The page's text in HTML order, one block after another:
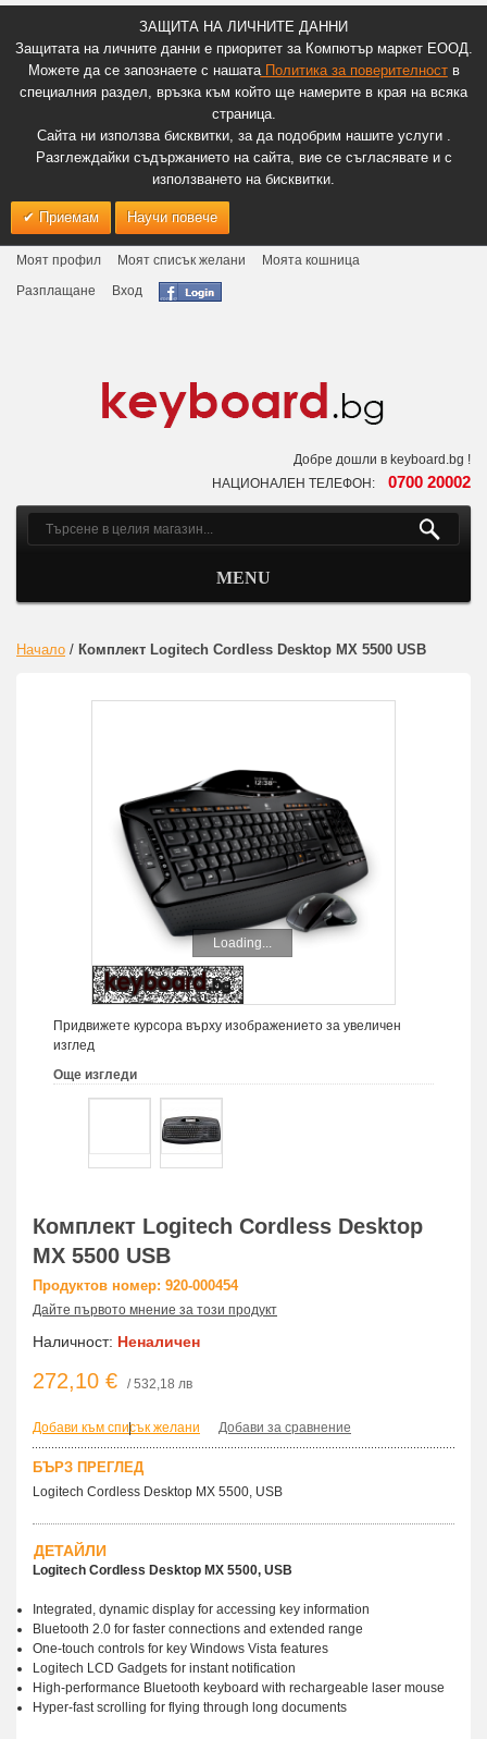
ЗАЩИТА НА ЛИЧНИТЕ ДАННИ
Защитата на личните данни е приоритет за Компютър маркет ЕООД.
Можете да се запознаете с нашатаПолитика за поверителноств
специалния раздел, връзка към който ще намерите в края на всяка
страница.
Сайта ни използва бисквитки, за да подобрим нашите услуги .
Разглеждайки съдържанието на сайта, вие се съгласявате и с
използването на бисквитки.
Приемам Научи повече
Моят профил Моят списък желани
Моята кошница
Разплащане
Вход
Добре дошли в keyboard.bg !
НАЦИОНАЛЕН ТЕЛЕФОН: 0700 20002
MENU
Начало / Комплект Logitech Cordless Desktop MX 5500 USB
Loading...
Придвижете курсора върху изображението за увеличен
изглед
Още изгледи
Комплект Logitech Cordless Desktop
MX 5500 USB
Продуктов номер: 920-000454
Дайте първото мнение за този продукт
Наличност: Неналичен
272,10 € / 532,18 лв
Добави към списък желани
| Добави за сравнение
БЪРЗ ПРЕГЛЕД
Logitech Cordless Desktop MX 5500, USB
ДЕТАЙЛИ
Logitech Cordless Desktop MX 5500, USB
Integrated, dynamic display for accessing key information
Bluetooth 2.0 for faster connections and extended range
One-touch controls for key Windows Vista features
Logitech LCD Gadgets for instant notification
High-performance Bluetooth keyboard with rechargeable laser mouse
Hyper-fast scrolling for flying through long documents